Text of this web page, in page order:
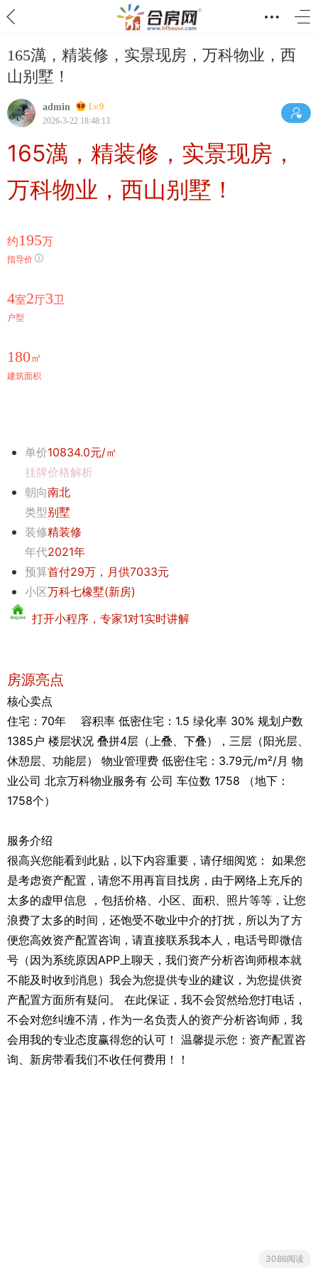
165澫，精装修，实景现房，万科物业，西
山别墅！
admin
Lv.9
2026-3-22 18:48:13
165澫，精装修，实景现房，
万科物业，西山别墅！
约195万
指导价
4室2厅3卫
户型
180㎡
建筑面积
单价10834.0元/㎡
挂牌价格解析
朝向南北
类型别墅
装修精装修
年代2021年
预算首付29万，月供7033元
小区万科七橡墅(新房)
打开小程序，专家1对1实时讲解
房源亮点
核心卖点
住宅：70年 容积率 低密住宅：1.5 绿化率 30% 规划户数
1385户 楼层状况 叠拼4层（上叠、下叠），三层（阳光层、
休憩层、功能层） 物业管理费 低密住宅：3.79元/m²/月 物
业公司 北京万科物业服务有 公司 车位数 1758 （地下：
1758个）
服务介绍
很高兴您能看到此贴，以下内容重要，请仔细阅览： 如果您
是考虑资产配置，请您不用再盲目找房，由于网络上充斥的
太多的虚甲信息 ，包括价格、小区、面积、照片等等，让您
浪费了太多的时间，还饱受不敬业中介的打扰，所以为了方
便您高效资产配置咨询，请直接联系我本人，电话号即微信
号（因为系统原因APP上聊天，我们资产分析咨询师根本就
不能及时收到消息）我会为您提供专业的建议，为您提供资
产配置方面所有疑问。 在此保证，我不会贸然给您打电话，
不会对您纠缠不清，作为一名负责人的资产分析咨询师，我
会用我的专业态度赢得您的认可！ 温馨提示您：资产配置咨
询、新房带看我们不收任何费用！！
3086阅读